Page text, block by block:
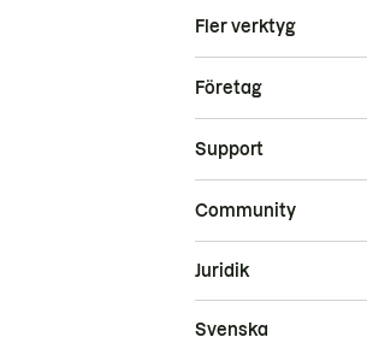
Fler verktyg
Företag
Support
Community
Juridik
Svenska